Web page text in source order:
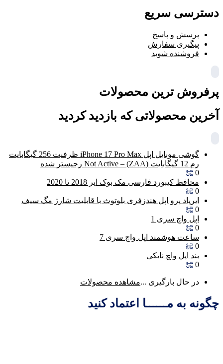
دسترسی سریع
پرسش و پاسخ
پیگیری سفارش
فروشنده شوید
پرفروش ترین محصولات
آخرین محصولاتی که بازدید کردید
گوشی موبایل اپل iPhone 17 Pro Max ظرفیت 256 گیگابایت
رم 12 گیگابایت (ZAA) – Not Active رجیستر شده
0
محافظ کیبورد فارسی مک بوک ایر 2018 تا 2020
0
ایرپاد پرو اپل هندزفری بلوتوث با قابلیت شارژ مگ سیف
0
اپل واچ سری 1
0
ساعت هوشمند اپل واچ سری 7
0
بند اپل واچ نایکی
0
در حال بارگیری ...مشاهده محصولات
چگونه به مــــــا اعتماد کنید